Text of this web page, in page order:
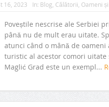
16, 2023 In: Blog Călătorii Oameni
Poveștile nescrise ale Serbiei
până nu de mult erau uitate.
atunci când o mână de
turistic al acestor comori
Maglić Grad este un exempl...